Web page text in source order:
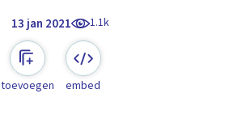
13 jan 2021 1.1k
toevoegen embed